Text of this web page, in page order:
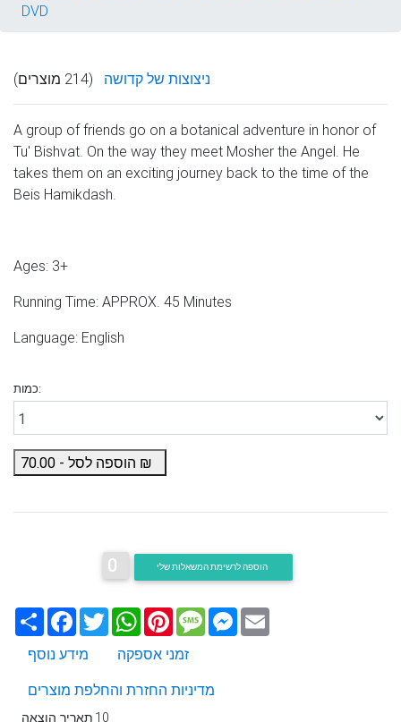
DVD
ניצוצות של קדושה (214 מוצרים)
A group of friends go on a botanical adventure in honor of
Tu' Bishvat. On the way they meet Mosher the Angel. He
takes them on an exciting journey back to the time of the
Beis Hamikdash.
Ages: 3+
Running Time: APPROX. 45 Minutes
Language: English
כמות:
הוספה לסל - 70.00
0
שתף Facebook
TwitterWhatsApp
PinterestMessageMessenger
מידע נוסף
זמני אספקה
מדיניות החזרת והחלפת מוצרים
תאריך הוצאה 10